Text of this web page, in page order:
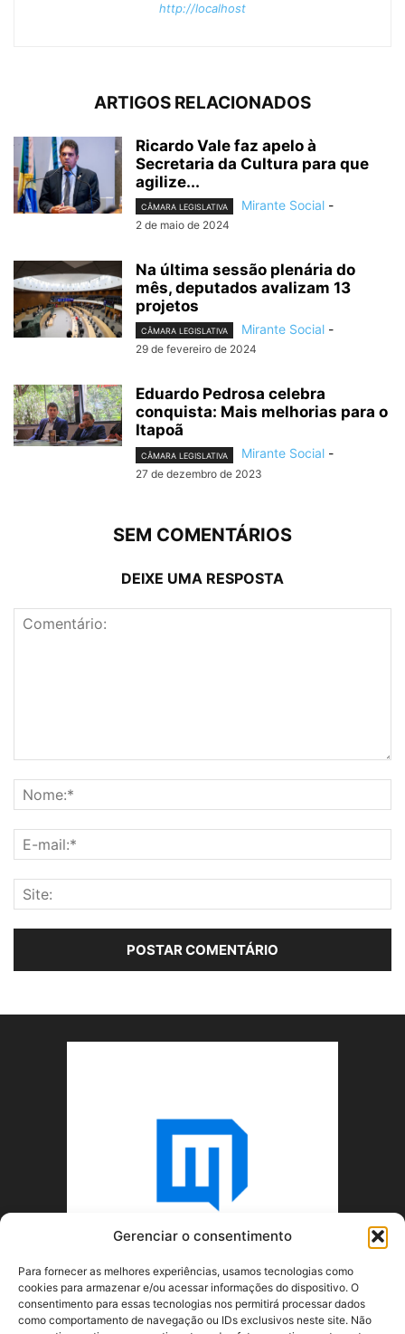
Gerenciar o consentimento
Para fornecer as melhores experiências, usamos tecnologias como
cookies para armazenar e/ou acessar informações do dispositivo. O
consentimento para essas tecnologias nos permitirá processar dados
como comportamento de navegação ou IDs exclusivos neste site. Não
http://localhost
ARTIGOS RELACIONADOS
Ricardo Vale faz apelo à
Secretaria da Cultura para que
agilize...
CÂMARA LEGISLATIVA Mirante Social -
2 de maio de 2024
Na última sessão plenária do
mês, deputados avalizam 13
projetos
CÂMARA LEGISLATIVA Mirante Social -
29 de fevereiro de 2024
Eduardo Pedrosa celebra
conquista: Mais melhorias para o
Itapoã
CÂMARA LEGISLATIVA Mirante Social -
27 de dezembro de 2023
SEM COMENTÁRIOS
DEIXE UMA RESPOSTA